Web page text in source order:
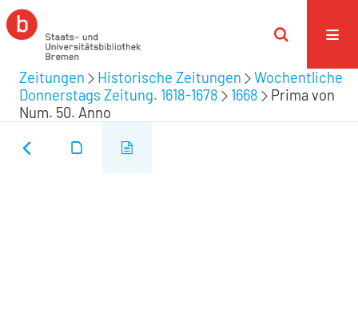
Zeitungen Historische Zeitungen
Wochentliche
Donnerstags Zeitung. 1618-1678
1668
Prima von
Num. 50. Anno